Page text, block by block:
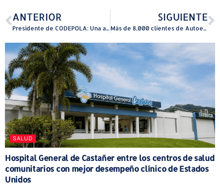
ANTERIOR
Presidente de CODEPOLA: Una apelación judicial en el caso el enfermero no cambiaría el dictamen de inocencia
SIGUIENTE
Más de 8,000 clientes de Autoexpreso son atendidos en dos años en el Centro de Servicios Integrados de Loíza
SALUD
Hospital General de Castañer entre los centros de salud
comunitarios con mejor desempeño clínico de Estados
Unidos